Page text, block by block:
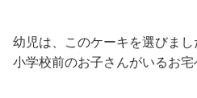
幼児は、このケーキを選びまし
小学校前のお子さんがいるお宅